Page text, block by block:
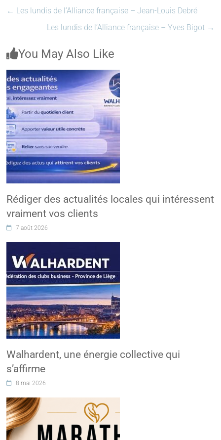
← Les lundis de l’Alliance française – Jean-Louis Debré
Les lundis de l’Alliance française – Yves Bigot →
You May Also Like
Rédiger des actualités locales qui intéressent
vraiment vos clients
7 août 2026
Walhardent, une énergie collective qui
s’affirme
8 mai 2026